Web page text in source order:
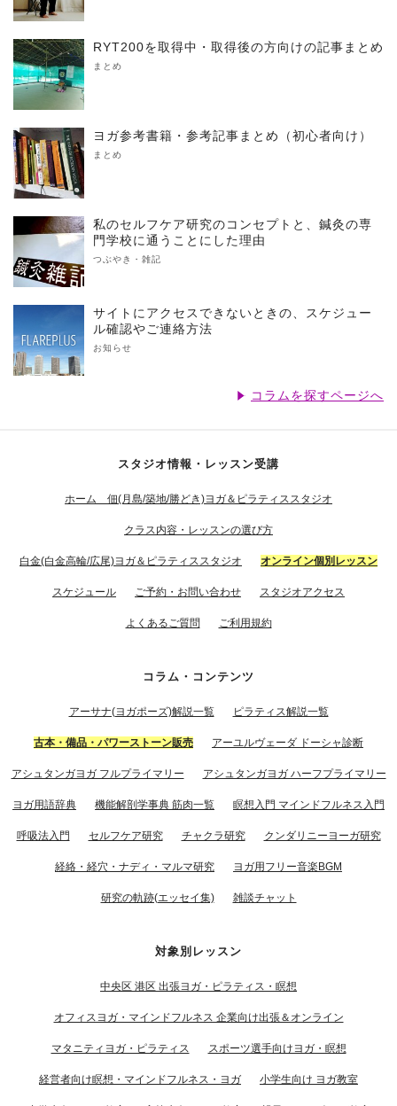
RYT200を取得中・取得後の方向けの記事まとめ
まとめ
ヨガ参考書籍・参考記事まとめ（初心者向け）
まとめ
私のセルフケア研究のコンセプトと、鍼灸の専
門学校に通うことにした理由
つぶやき・雑記
サイトにアクセスできないときの、スケジュー
ル確認やご連絡方法
お知らせ
コラムを探すページへ
スタジオ情報・レッスン受講
ホーム 佃(月島/築地/勝どき)ヨガ＆ピラティススタジオ
クラス内容・レッスンの選び方
白金(白金高輪/広尾)ヨガ＆ピラティススタジオ オンライン個別レッスン
スケジュール ご予約・お問い合わせ スタジオアクセス
よくあるご質問 ご利用規約
コラム・コンテンツ
アーサナ(ヨガポーズ)解説一覧 ピラティス解説一覧
古本・備品・パワーストーン販売 アーユルヴェーダ ドーシャ診断
アシュタンガヨガ フルプライマリー アシュタンガヨガ ハーフプライマリー
ヨガ用語辞典 機能解剖学事典 筋肉一覧 瞑想入門 マインドフルネス入門
呼吸法入門 セルフケア研究 チャクラ研究 クンダリニーヨーガ研究
経絡・経穴・ナディ・マルマ研究 ヨガ用フリー音楽BGM
研究の軌跡(エッセイ集) 雑談チャット
対象別レッスン
中央区 港区 出張ヨガ・ピラティス・瞑想
オフィスヨガ・マインドフルネス 企業向け出張＆オンライン
マタニティヨガ・ピラティス スポーツ選手向けヨガ・瞑想
経営者向け瞑想・マインドフルネス・ヨガ 小学生向け ヨガ教室